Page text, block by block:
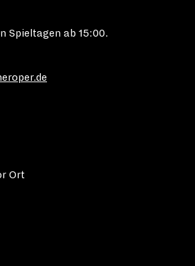
Spieltagen ab 15:00.
Ort